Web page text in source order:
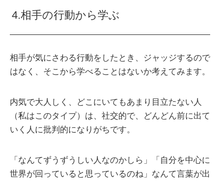
4.相手の行動から学ぶ
相手が気にさわる行動をしたとき、ジャッジするので
はなく、そこから学べることはないか考えてみます。
内気で大人しく、どこにいてもあまり目立たない人
（私はこのタイプ）は、社交的で、どんどん前に出て
いく人に批判的になりがちです。
「なんてずうずうしい人なのかしら」「自分を中心に
世界が回っていると思っているのね」なんて言葉が出